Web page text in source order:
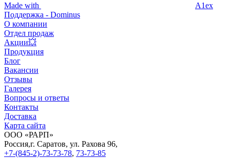
Made with
A1ex
Поддержка - Dominus
О компании
Отдел продаж
Акции💥
Продукция
Блог
Вакансии
Отзывы
Галерея
Вопросы и ответы
Контакты
Доставка
Карта сайта
ООО «РАРП»
Россия,г. Саратов, ул. Рахова 96,
+7-(845-2)-73-73-78, 73-73-85